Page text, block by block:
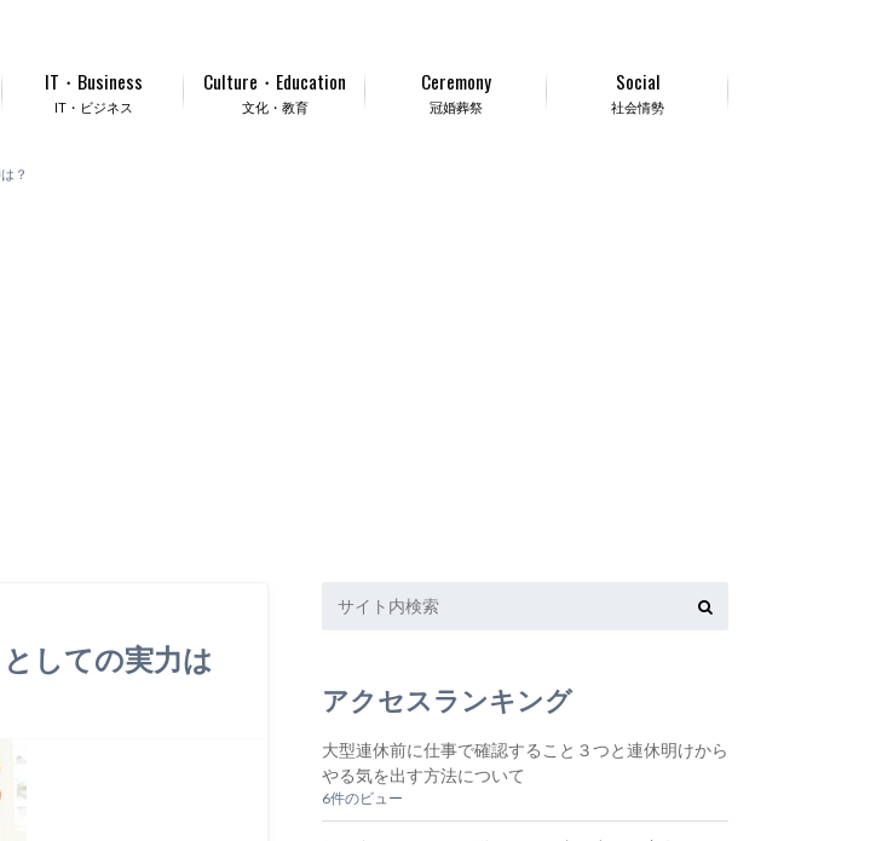
IT・ビジネス
IT・Business
文化・教育
Culture・Education
冠婚葬祭
Ceremony
社会情勢
Social
？
しての実力は
アクセスランキング
大型連休前に仕事で確認すること３つと連休明けから
やる気を出す方法について
6件のビュー